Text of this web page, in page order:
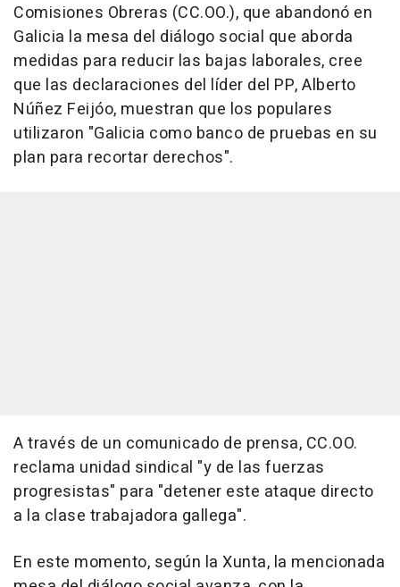
Comisiones Obreras (CC.OO.), que abandonó en
Galicia la mesa del diálogo social que aborda
medidas para reducir las bajas laborales, cree
que las declaraciones del líder del PP, Alberto
Núñez Feijóo, muestran que los populares
utilizaron "Galicia como banco de pruebas en su
plan para recortar derechos".
A través de un comunicado de prensa, CC.OO.
reclama unidad sindical "y de las fuerzas
progresistas" para "detener este ataque directo
a la clase trabajadora gallega".
En este momento, según la Xunta, la mencionada